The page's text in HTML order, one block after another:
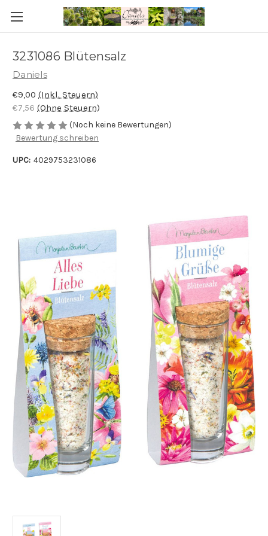
3231086 Blütensalz
Daniels
€9,00 (Inkl. Steuern)
€7,56 (Ohne Steuern)
(Noch keine Bewertungen)
Bewertung schreiben
UPC: 4029753231086